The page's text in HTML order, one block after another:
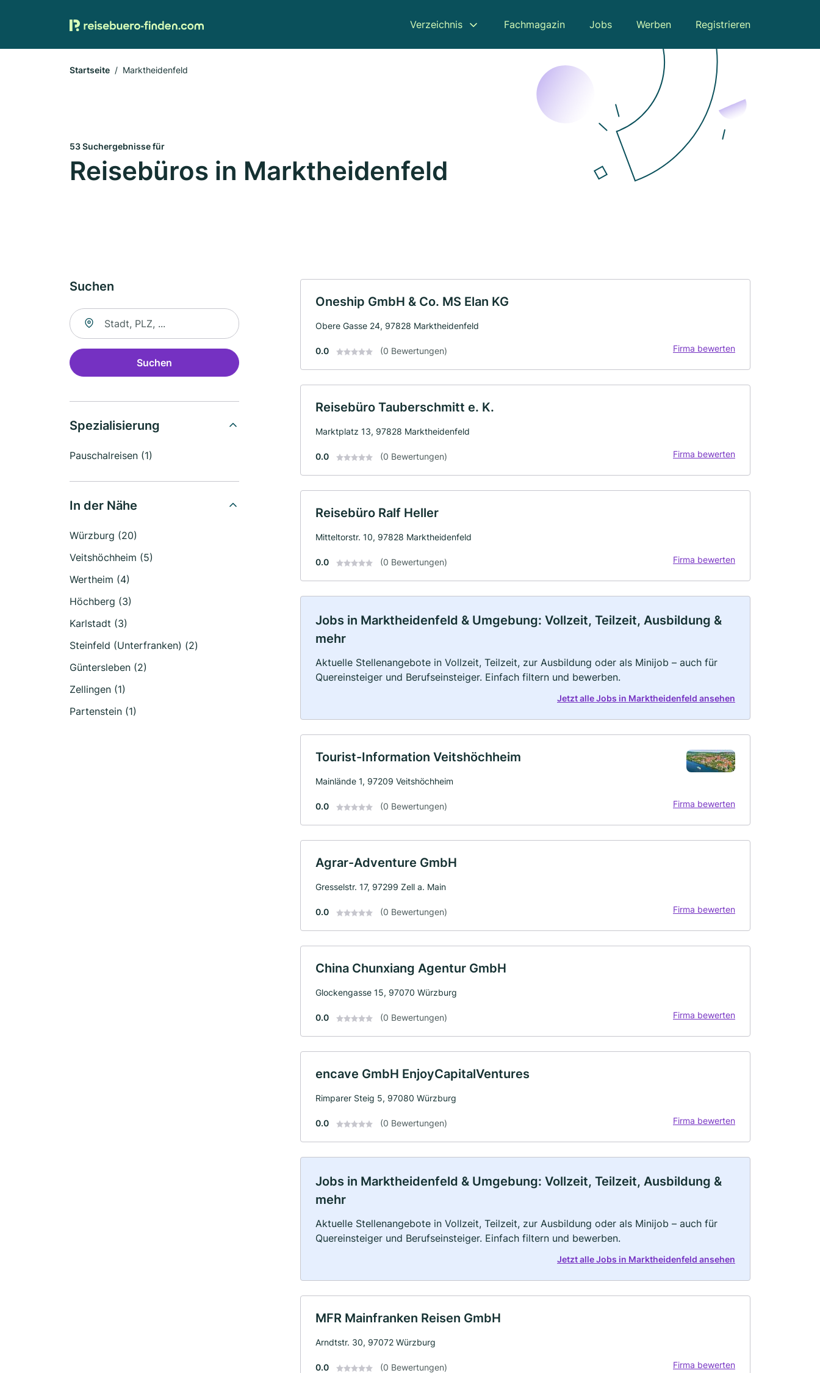
Verzeichnis Fachmagazin Jobs Werben Registrieren
Startseite Marktheidenfeld
53 Suchergebnisse für
Reisebüros in Marktheidenfeld
Suchen
Suche nach Ort
Suchen
Spezialisierung
Pauschalreisen (1)
In der Nähe
Würzburg (20)
Veitshöchheim (5)
Wertheim (4)
Höchberg (3)
Karlstadt (3)
Steinfeld (Unterfranken) (2)
Güntersleben (2)
Zellingen (1)
Partenstein (1)
Oneship GmbH & Co. MS Elan KG
Obere Gasse 24, 97828 Marktheidenfeld
0.0 (0 Bewertungen) Firma bewerten
Reisebüro Tauberschmitt e. K.
Marktplatz 13, 97828 Marktheidenfeld
0.0 (0 Bewertungen) Firma bewerten
Reisebüro Ralf Heller
Mitteltorstr. 10, 97828 Marktheidenfeld
0.0 (0 Bewertungen) Firma bewerten
Jobs in Marktheidenfeld & Umgebung: Vollzeit, Teilzeit, Ausbildung &
mehr
Aktuelle Stellenangebote in Vollzeit, Teilzeit, zur Ausbildung oder als Minijob – auch für
Quereinsteiger und Berufseinsteiger. Einfach filtern und bewerben.
Jetzt alle Jobs in Marktheidenfeld ansehen
Tourist-Information Veitshöchheim
Mainlände 1, 97209 Veitshöchheim
0.0 (0 Bewertungen) Firma bewerten
Agrar-Adventure GmbH
Gresselstr. 17, 97299 Zell a. Main
0.0 (0 Bewertungen) Firma bewerten
China Chunxiang Agentur GmbH
Glockengasse 15, 97070 Würzburg
0.0 (0 Bewertungen) Firma bewerten
encave GmbH EnjoyCapitalVentures
Rimparer Steig 5, 97080 Würzburg
0.0 (0 Bewertungen) Firma bewerten
Jobs in Marktheidenfeld & Umgebung: Vollzeit, Teilzeit, Ausbildung &
mehr
Aktuelle Stellenangebote in Vollzeit, Teilzeit, zur Ausbildung oder als Minijob – auch für
Quereinsteiger und Berufseinsteiger. Einfach filtern und bewerben.
Jetzt alle Jobs in Marktheidenfeld ansehen
MFR Mainfranken Reisen GmbH
Arndtstr. 30, 97072 Würzburg
0.0 (0 Bewertungen) Firma bewerten